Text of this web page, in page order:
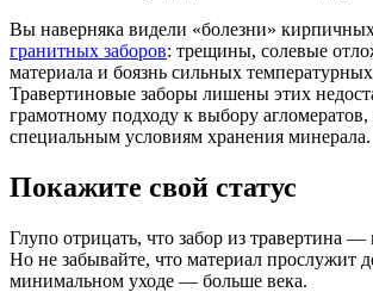
Вы наверняка видели «болезни»
гранитных заборов: трещины, солевые
материала и боязнь сильных температурных
Травертиновые заборы лишены этих
грамотному подходу к выбору агломератов,
специальным условиям хранения минерала.
Покажите свой статус
Глупо отрицать, что забор из травертина —
Но не забывайте, что материал прослужит
минимальном уходе — больше века.